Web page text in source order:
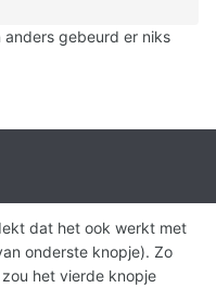
gebeurd er niks
dat het ook werkt met
onderste knopje). Zo
het vierde knopje